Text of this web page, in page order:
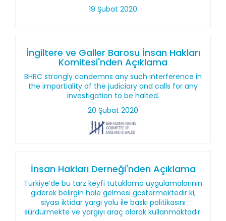
19 Şubat 2020
İngiltere ve Galler Barosu İnsan Hakları
Komitesi'nden Açıklama
BHRC strongly condemns any such interference in
the impartiality of the judiciary and calls for any
investigation to be halted.
20 Şubat 2020
İnsan Hakları Derneği'nden Açıklama
Türkiye’de bu tarz keyfi tutuklama uygulamalarının
giderek belirgin hale gelmesi göstermektedir ki,
siyası iktidar yargı yolu ile baskı politikasını
sürdürmekte ve yargıyı araç olarak kullanmaktadır.